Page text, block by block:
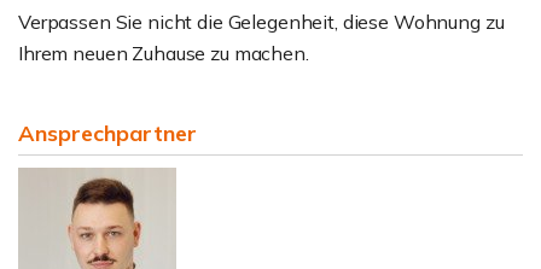
Verpassen Sie nicht die Gelegenheit, diese Wohnung zu
Ihrem neuen Zuhause zu machen.
Ansprechpartner